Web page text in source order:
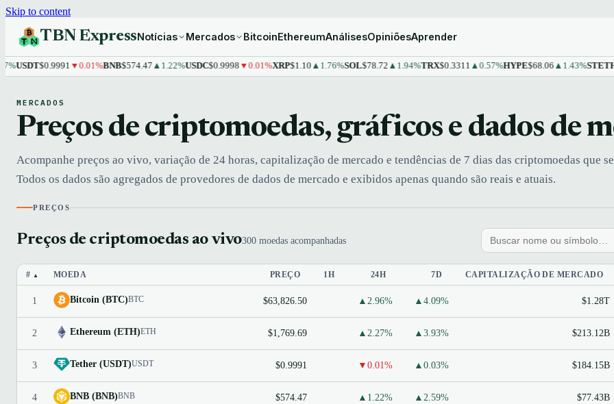
Skip to content
TBN ExpressNotícias Mercados BitcoinEthereumAnálisesOpiniõesAprender
$0.9991▼0.01%BNB$574.47▲1.22%USDC$0.9998▼0.01%XRP$1.10▲1.76%SOL$78.72▲1.94%TRX$0.3311▲0.57%HYPE$68.06▲1.43%STETH
MERCADOS
Preços de criptomoedas, gráficos e dados de
Acompanhe preços ao vivo, variação de 24 horas, capitalização de mercado e tendências de 7 dias das criptomoedas que
Todos os dados são agregados de provedores de dados de mercado e exibidos apenas quando são reais e atuais.
PREÇOS
Preços de criptomoedas ao vivo300 moedas acompanhadas
# ▲ MOEDA PREÇO 1H 24H 7D CAPITALIZAÇÃO DE MERCADO
1 Bitcoin (BTC)BTC $63,826.50 ▲2.96% ▲4.09% $1.28T
2 Ethereum (ETH)ETH $1,769.69 ▲2.27% ▲3.93% $213.12B
3 Tether (USDT)USDT $0.9991 ▼0.01% ▲0.03% $184.15B
4 BNB (BNB)BNB $574.47 ▲1.22% ▲2.59% $77.43B